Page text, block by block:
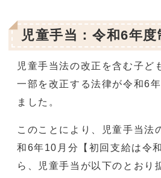
児童手当：令和6年
児童手当法の改正を含む子ど
一部を改正する法律が令和6
ました。
このことにより、児童手当法
和6年10月分【初回支給は令
ら、児童手当が以下のとおり